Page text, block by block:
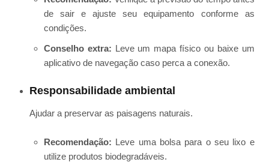
de sair e ajuste seu equipamento conforme as
condições.
Conselho extra: Leve um mapa físico ou baixe um
aplicativo de navegação caso perca a conexão.
Responsabilidade ambiental
Ajudar a preservar as paisagens naturais.
Recomendação: Leve uma bolsa para o seu lixo e
utilize produtos biodegradáveis.